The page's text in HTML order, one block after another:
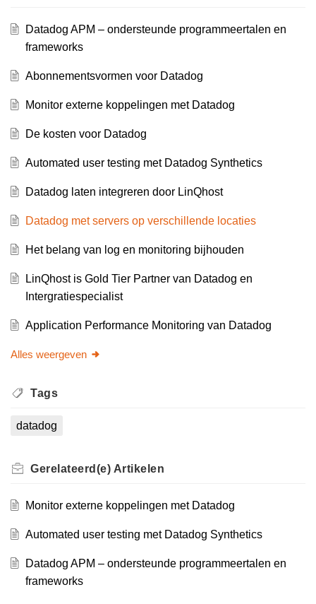
Datadog APM – ondersteunde programmeertalen en
frameworks
Abonnementsvormen voor Datadog
Monitor externe koppelingen met Datadog
De kosten voor Datadog
Automated user testing met Datadog Synthetics
Datadog laten integreren door LinQhost
Datadog met servers op verschillende locaties
Het belang van log en monitoring bijhouden
LinQhost is Gold Tier Partner van Datadog en
Intergratiespecialist
Application Performance Monitoring van Datadog
Alles weergeven
Tags
datadog
Gerelateerd(e) Artikelen
Monitor externe koppelingen met Datadog
Automated user testing met Datadog Synthetics
Datadog APM – ondersteunde programmeertalen en
frameworks